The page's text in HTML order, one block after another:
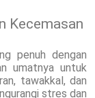
Kecemasan
penuh dengan
umatnya untuk
tawakkal, dan
stres dan